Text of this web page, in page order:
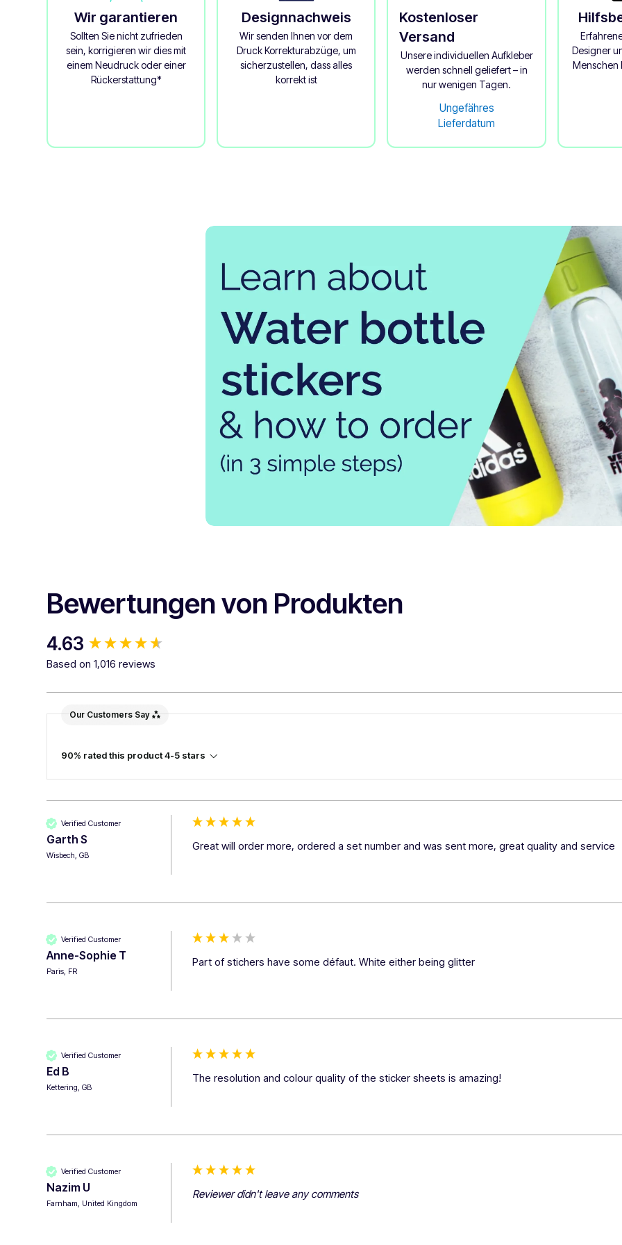
Wir garantieren
Sollten Sie nicht zufrieden
sein, korrigieren wir dies mit
einem Neudruck oder einer
Rückerstattung*
Designnachweis
Wir senden Ihnen vor dem
Druck Korrekturabzüge, um
sicherzustellen, dass alles
korrekt ist
Kostenloser
Versand
Unsere individuellen Aufkleber
werden schnell geliefert – in
nur wenigen Tagen.
Ungefähres
Lieferdatum
Designer
Menschen
Bewertungen von Produkten
4.63
Based on 1,016 reviews
Our Customers Say
90% rated this product 4-5 stars
Verified Customer
Garth S
Wisbech, GB
Great will order more, ordered a set number and was sent more, great quality and service
Verified Customer
Anne-Sophie T
Paris, FR
Part of stichers have some défaut. White either being glitter
Verified Customer
Ed B
Kettering, GB
The resolution and colour quality of the sticker sheets is amazing!
Verified Customer
Nazim U
Farnham, United Kingdom
Reviewer didn't leave any comments
New content loaded